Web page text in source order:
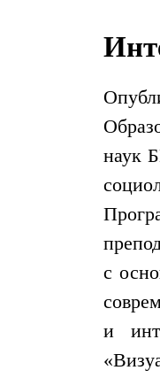
наук
с
и